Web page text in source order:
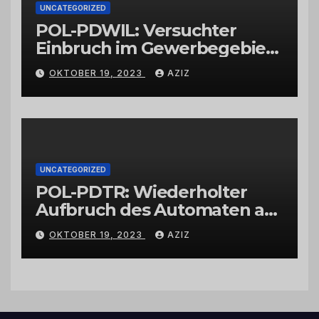
UNCATEGORIZED
POL-PDWIL: Versuchter
Einbruch im Gewerbegebiet
Wittlich
OKTOBER 19, 2023 AZIZ
UNCATEGORIZED
POL-PDTR: Wiederholter
Aufbruch des Automaten am
Wohnmobilstellplatz in
Hermeskeil am Labachweg
OKTOBER 19, 2023 AZIZ